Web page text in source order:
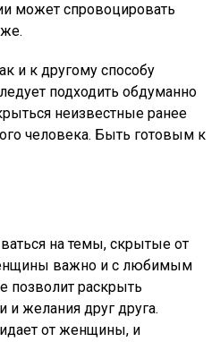
может спровоцировать
и к другому способу
подходить обдуманно
неизвестные ранее
человека. Быть готовым к
на темы, скрытые от
важно и с любимым
позволит раскрыть
и желания друг друга.
от женщины, и